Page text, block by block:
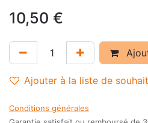
10,50 €
Ajouter à la liste de
Conditions générales